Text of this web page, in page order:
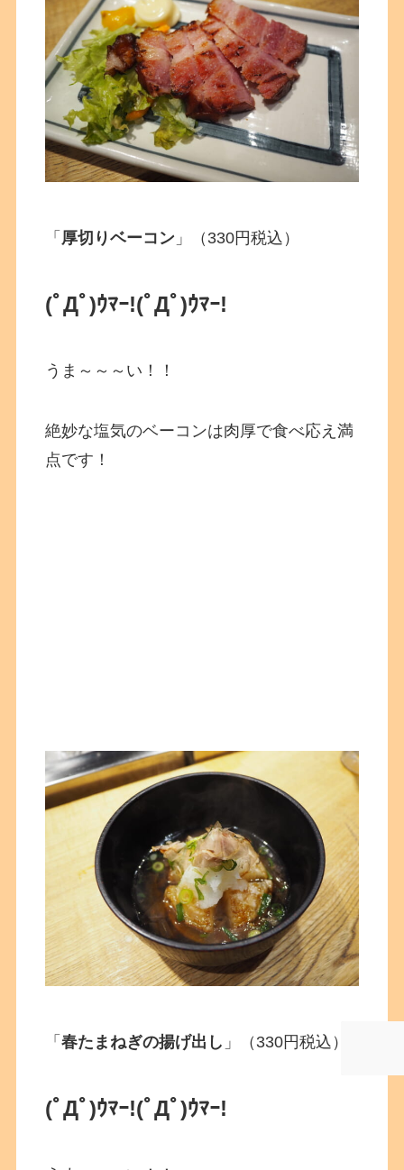
「 厚切りベーコン 」（330円税込）
(ﾟДﾟ)ｳﾏｰ!(ﾟДﾟ)ｳﾏｰ!
うま～～～い！！
絶妙な塩気のベーコンは肉厚で食べ応え満
点です！
「春たまねぎの揚げ出し 」（330円税込）
(ﾟДﾟ)ｳﾏｰ!(ﾟДﾟ)ｳﾏｰ!